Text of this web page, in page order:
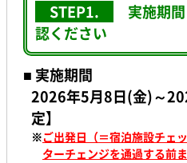
STEP1.
実施期
認ください
■ 実施期間
2026年5月8日(金)～
定】
※ご出発日（＝宿泊施設チェ
ターチェンジを通過する前